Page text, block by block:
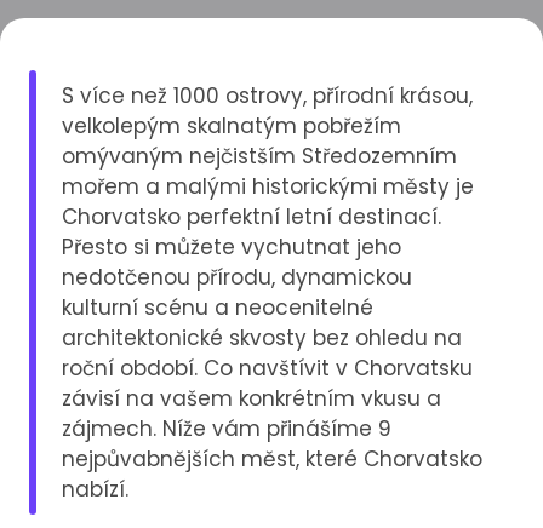
S více než 1000 ostrovy, přírodní krásou,
velkolepým skalnatým pobřežím
omývaným nejčistším Středozemním
mořem a malými historickými městy je
Chorvatsko perfektní letní destinací.
Přesto si můžete vychutnat jeho
nedotčenou přírodu, dynamickou
kulturní scénu a neocenitelné
architektonické skvosty bez ohledu na
roční období. Co navštívit v Chorvatsku
závisí na vašem konkrétním vkusu a
zájmech. Níže vám přinášíme 9
nejpůvabnějších měst, které Chorvatsko
nabízí.